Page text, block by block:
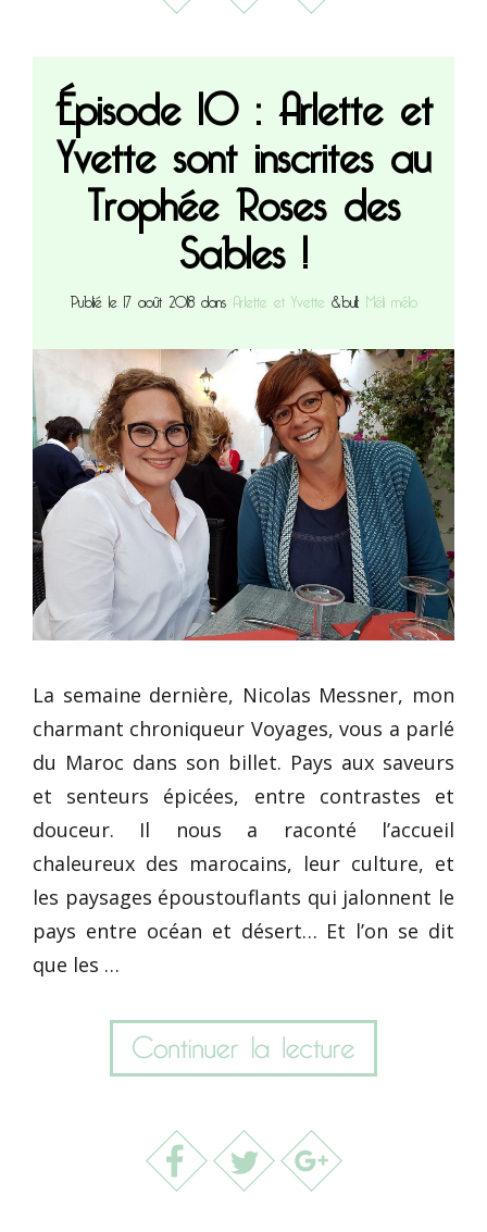
Épisode 10 : Arlette et
Yvette sont inscrites au
Trophée Roses des
Sables !
Publié le 17 août 2018 dansArlette et Yvette &bull; Méli mélo
La semaine dernière, Nicolas Messner, mon
charmant chroniqueur Voyages, vous a parlé
du Maroc dans son billet. Pays aux saveurs
et senteurs épicées, entre contrastes et
douceur. Il nous a raconté l’accueil
chaleureux des marocains, leur culture, et
les paysages époustouflants qui jalonnent le
pays entre océan et désert… Et l’on se dit
que les …